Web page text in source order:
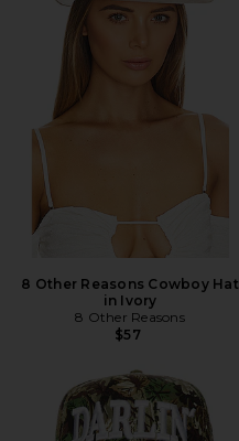
8 Other Reasons Cowboy Hat
in Ivory
8 Other Reasons
$57